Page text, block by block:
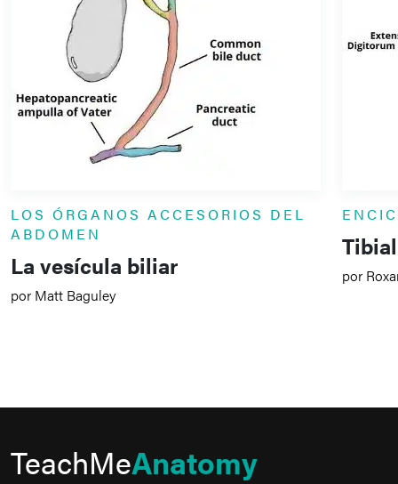
LOS ÓRGANOS ACCESORIOS DEL
ABDOMEN
La vesícula biliar
por Matt Baguley
por
TeachMeAnatomy